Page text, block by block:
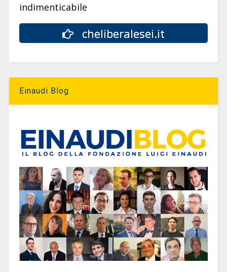
indimenticabile
cheliberalesei.it
Einaudi Blog